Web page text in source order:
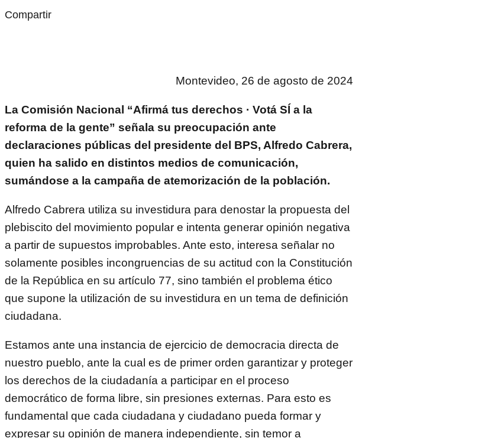
Compartir
Montevideo, 26 de agosto de 2024
La Comisión Nacional “Afirmá tus derechos · Votá SÍ a la
reforma de la gente” señala su preocupación ante
declaraciones públicas del presidente del BPS, Alfredo Cabrera,
quien ha salido en distintos medios de comunicación,
sumándose a la campaña de atemorización de la población.
Alfredo Cabrera utiliza su investidura para denostar la propuesta del
plebiscito del movimiento popular e intenta generar opinión negativa
a partir de supuestos improbables. Ante esto, interesa señalar no
solamente posibles incongruencias de su actitud con la Constitución
de la República en su artículo 77, sino también el problema ético
que supone la utilización de su investidura en un tema de definición
ciudadana.
Estamos ante una instancia de ejercicio de democracia directa de
nuestro pueblo, ante la cual es de primer orden garantizar y proteger
los derechos de la ciudadanía a participar en el proceso
democrático de forma libre, sin presiones externas. Para esto es
fundamental que cada ciudadana y ciudadano pueda formar y
expresar su opinión de manera independiente, sin temor a